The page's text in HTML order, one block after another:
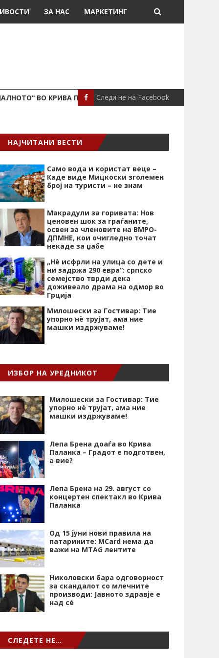
ЗА НАС МАРКЕТИНГ
ВО КРИВА ПАЛАНКА ЛОКАЛНО ПОЖАР ВО
Следи не на Facebook
НАЈЧИТАНИ ВЕСТИ
Само вода и користат веце –
Каде виде Мицкоски зголемен
број на туристи – не знам
Макрадули за горивата: Нов
ценовен шок за граѓаните,
освен за членовите на ВМРО-
ДПМНЕ, кои очигледно точат
некаде за џабе
„Нѐ исфрли на улица со дете и
ни задржа 290 евра“: српско
семејство тврди дека
доживеало драма на одмор во
Грција
Милошески за Гостивар: Тие
упорно нѐ трујат, ама ние
машки издржуваме!
ИЗБОР НА УРЕДНИКОТ
Милошески за Гостивар: Тие
упорно нѐ трујат, ама ние
машки издржуваме!
Лепа Брена доаѓа во Крива
Паланка – Градот е подготвен,
а вие?
Лепа Брена на 29. август со
концертен спектакл во Крива
Паланка
Од 15 јуни нови правила на
патарините: MCard нема да
важи на MTAG лентите
Николовски бара одговорност
за скандалот со млечните
производи: Јавното здравје е
над сѐ
СЛЕДЕТЕ НЕ…